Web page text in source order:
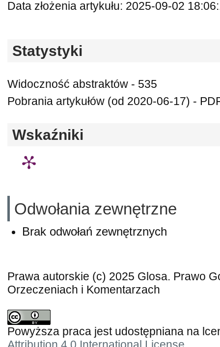
Data złożenia artykułu: 2025-09-02
Statystyki
Widoczność abstraktów - 535
Pobrania artykułów (od 2020-06-17) -
Wskaźniki
Odwołania zewnętrzne
Brak odwołań zewnętrznych
Prawa autorskie (c) 2025 Glosa. Prawo
Orzeczeniach i Komentarzach
Powyższa praca jest udostępniana na